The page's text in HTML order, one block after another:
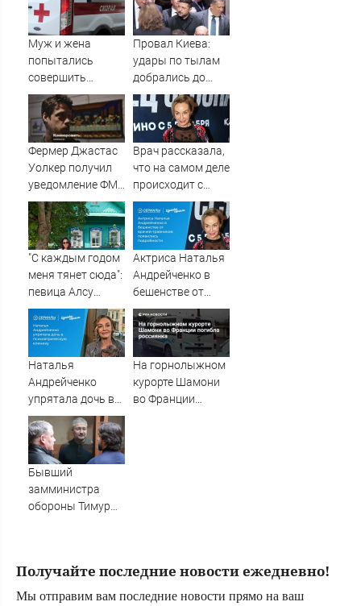
Муж и жена
попытались
совершить
суицид,
предупредив
оперативные
службы
Провал Киева:
удары по тылам
добрались до
Зеленского
быстрее, чем до
России
Фермер Джастас
Уолкер получил
уведомление ФМС
о депортации из
России
Врач рассказала,
что на самом деле
происходит с
актрисой
Натальей
Андрейченко
"С каждым годом
меня тянет сюда":
певица Алсу
приехала в
татарскую
деревню, где
прошло ее
детство
Актриса Наталья
Андрейченко в
бешенстве от
врачей-
травников:
появились
подробности
Наталья
Андрейченко
упрятала дочь в
психиатрическую
клинику
На горнолыжном
курорте Шамони
во Франции
Бывший
замминистра
обороны Тимур
Получайте последние новости ежедневно!
Мы отправим вам последние новости прямо на ваш